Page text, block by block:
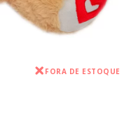
FORA DE ESTOQUE